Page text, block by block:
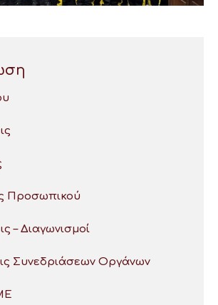
Προσωπικού
– Διαγωνισμοί
Συνεδριάσεων Οργάνων